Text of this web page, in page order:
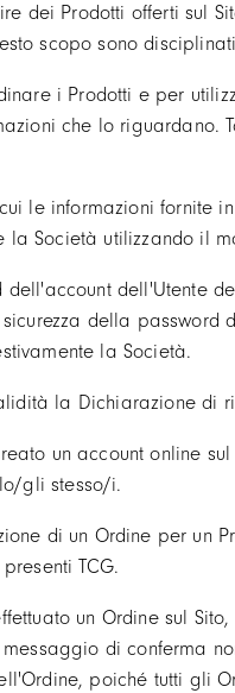
dei Prodotti offerti sul
scopo sono
i Prodotti e per
che lo riguardano.
le informazioni fornite
la Società utilizzando il
dell'account dell'Utente
della password
la Società.
la Dichiarazione di
un account online
gli stesso/i.
di un Ordine per un
TCG.
un Ordine sul
di conferma
poiché tutti gli